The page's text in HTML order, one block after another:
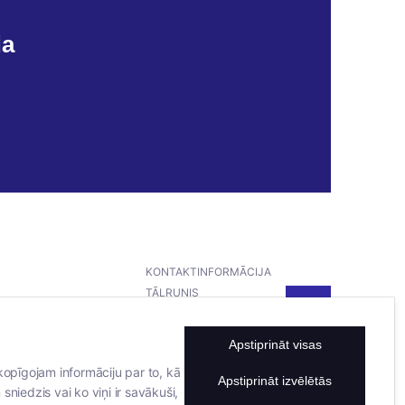
KONTAKTINFORMĀCIJA
TĀLRUNIS
E-PASTA ADRESE
info@bertasnams.lv
informāciju par to, kā
vai ko viņi ir savākuši,
Apstiprināt visas
Apstiprināt izvēlētās